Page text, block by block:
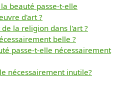
beauté passe-t-elle
d'art ?
la religion dans l'art ?
belle ?
passe-t-elle nécessairement
nécessairement inutile?